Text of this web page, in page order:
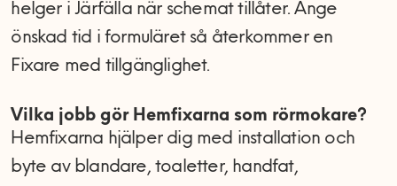
helger i Järfälla när schemat tillåter. Ange
önskad tid i formuläret så återkommer en
Fixare med tillgänglighet.
Vilka jobb gör Hemfixarna som rörmokare?
Hemfixarna hjälper dig med installation och
byte av blandare, toaletter, handfat,